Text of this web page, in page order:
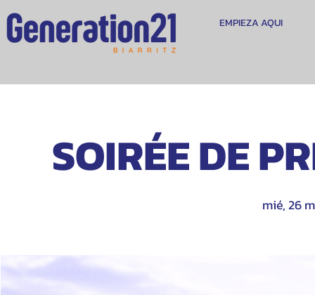
EMPIEZA AQUI
SOIRÉE DE
mié, 26